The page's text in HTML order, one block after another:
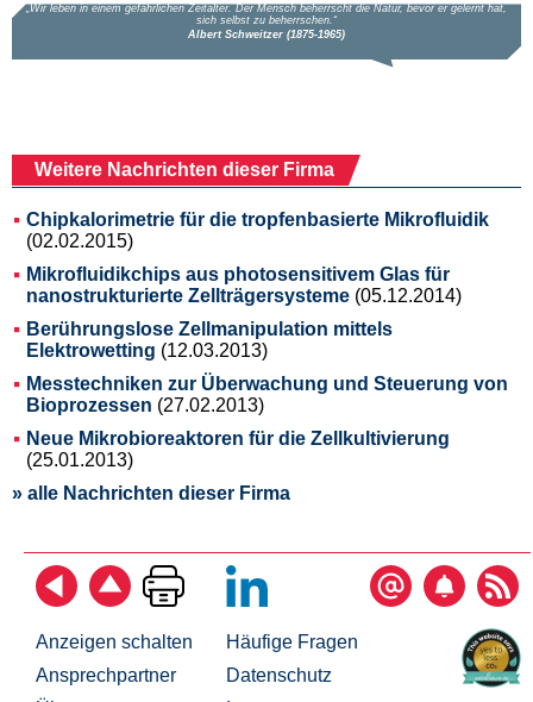
Weitere Nachrichten dieser Firma
Chipkalorimetrie für die tropfenbasierte Mikrofluidik
(02.02.2015)
Mikrofluidikchips aus photosensitivem Glas für
nanostrukturierte Zellträgersysteme (05.12.2014)
Berührungslose Zellmanipulation mittels
Elektrowetting (12.03.2013)
Messtechniken zur Überwachung und Steuerung von
Bioprozessen (27.02.2013)
Neue Mikrobioreaktoren für die Zellkultivierung
(25.01.2013)
» alle Nachrichten dieser Firma
Anzeigen schalten
Ansprechpartner
Häufige Fragen
Datenschutz